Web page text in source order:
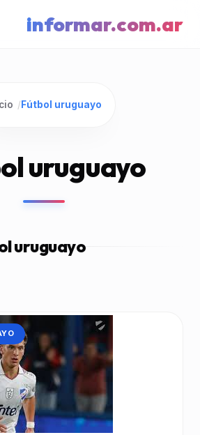
informar.com.ar
/ Fútbol uruguayo
uruguayo
uruguayo